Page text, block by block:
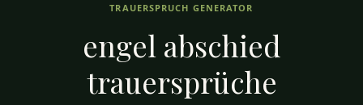
TRAUERSPRUCH GENERATOR
engel abschied
trauersprüche